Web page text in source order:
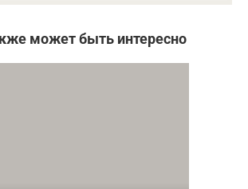
может быть интересно